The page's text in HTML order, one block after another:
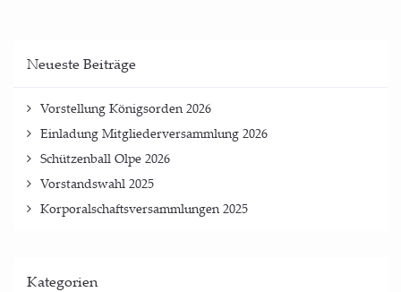
Neu­es­te Beiträge
Vor­stel­lung König­sor­den 2026
Ein­la­dung Mit­glie­der­ver­samm­lung 2026
Schüt­zen­ball Olpe 2026
Vor­stands­wahl 2025
Kor­po­ral­schafts­ver­samm­lun­gen 2025
Kate­go­rien